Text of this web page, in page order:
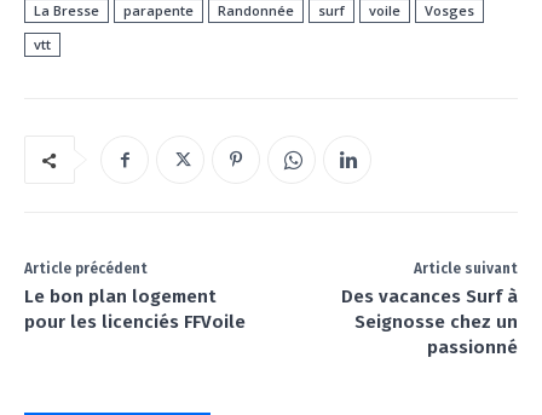
La Bresse
parapente Randonnée surf voile
Vosges
vtt
Article précédent
Le bon plan logement
pour les licenciés FFVoile
Article suivant
Des vacances Surf à
Seignosse chez un
passionné